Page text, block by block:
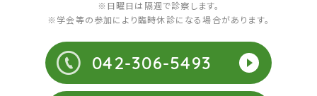
※日曜日は隔週で診察します。
※学会等の参加により臨時休診になる場合があります。
042-306-5493